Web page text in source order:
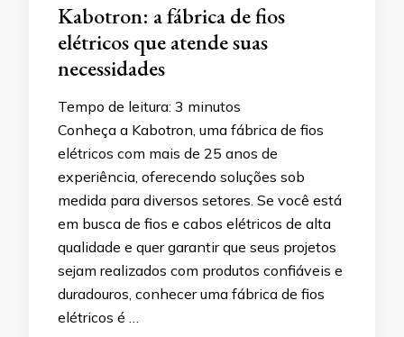
Kabotron: a fábrica de fios
elétricos que atende suas
necessidades
Tempo de leitura: 3 minutos
Conheça a Kabotron, uma fábrica de fios
elétricos com mais de 25 anos de
experiência, oferecendo soluções sob
medida para diversos setores. Se você está
em busca de fios e cabos elétricos de alta
qualidade e quer garantir que seus projetos
sejam realizados com produtos confiáveis e
duradouros, conhecer uma fábrica de fios
elétricos é …